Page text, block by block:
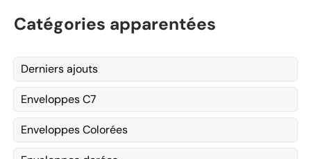
Catégories apparentées
Derniers ajouts
Enveloppes C7
Enveloppes Colorées